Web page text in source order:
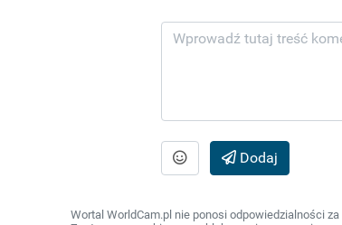
Dodaj
Wortal WorldCam.pl nie ponosi odpowiedzialności